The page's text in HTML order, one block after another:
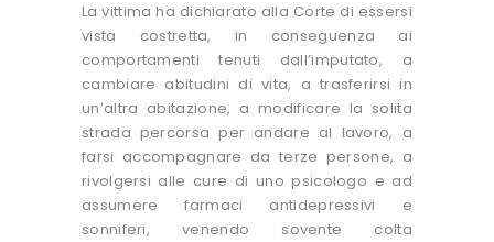
La vittima ha dichiarato alla Corte di essersi
vista costretta, in conseguenza ai
comportamenti tenuti dall’imputato, a
cambiare abitudini di vita, a trasferirsi in
un’altra abitazione, a modificare la solita
strada percorsa per andare al lavoro, a
farsi accompagnare da terze persone, a
rivolgersi alle cure di uno psicologo e ad
assumere farmaci antidepressivi e
sonniferi, venendo sovente colta